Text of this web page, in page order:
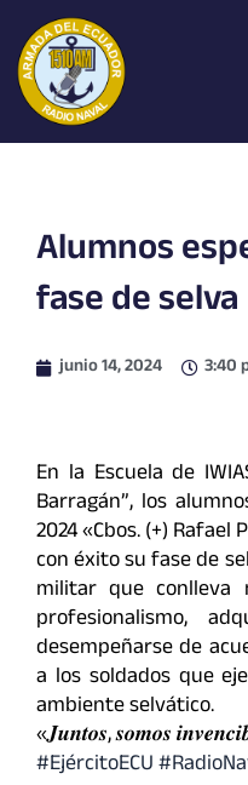
contenido
Alumnos
fase de selva
junio 14, 2024 3:40
En la Escuela de
Barragán”, los
2024 «Cbos. (+)
con éxito su fase de
militar que conlleva
profesionalismo,
desempeñarse de
a los soldados que
ambiente selvático.
«𝑱𝒖𝒏𝒕𝒐𝒔, 𝒔𝒐𝒎𝒐𝒔
#EjércitoECU